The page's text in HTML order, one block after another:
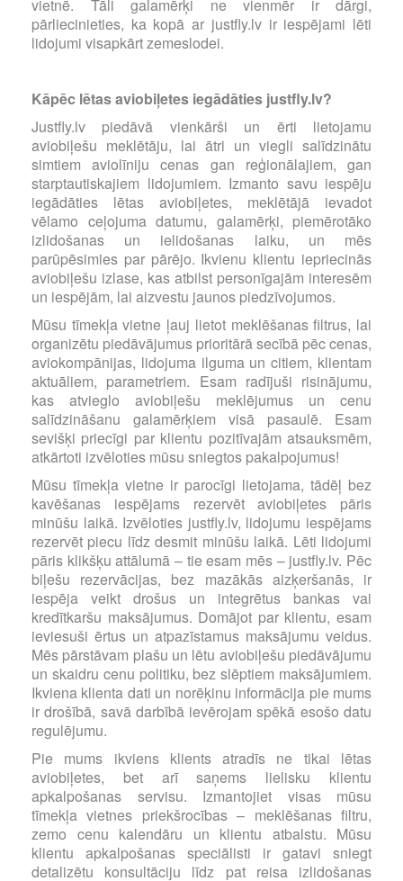
vietnē. Tāli galamērķi ne vienmēr ir dārgi,
pārliecinieties, ka kopā ar justfly.lv ir iespējami lēti
lidojumi visapkārt zemeslodei.
Kāpēc lētas aviobiļetes iegādāties justfly.lv?
Justfly.lv piedāvā vienkārši un ērti lietojamu
aviobiļešu meklētāju, lai ātri un viegli salīdzinātu
simtiem aviolīniju cenas gan reģionālajiem, gan
starptautiskajiem lidojumiem. Izmanto savu iespēju
iegādāties lētas aviobiļetes, meklētājā ievadot
vēlamo ceļojuma datumu, galamērķi, piemērotāko
izlidošanas un ielidošanas laiku, un mēs
parūpēsimies par pārējo. Ikvienu klientu iepriecinās
aviobiļešu izlase, kas atbilst personīgajām interesēm
un iespējām, lai aizvestu jaunos piedzīvojumos.
Mūsu tīmekļa vietne ļauj lietot meklēšanas filtrus, lai
organizētu piedāvājumus prioritārā secībā pēc cenas,
aviokompānijas, lidojuma ilguma un citiem, klientam
aktuāliem, parametriem. Esam radījuši risinājumu,
kas atvieglo aviobiļešu meklējumus un cenu
salīdzināšanu galamērķiem visā pasaulē. Esam
sevišķi priecīgi par klientu pozitīvajām atsauksmēm,
atkārtoti izvēloties mūsu sniegtos pakalpojumus!
Mūsu tīmekļa vietne ir parocīgi lietojama, tādēļ bez
kavēšanas iespējams rezervēt aviobiļetes pāris
minūšu laikā. Izvēloties justfly.lv, lidojumu iespējams
rezervēt piecu līdz desmit minūšu laikā. Lēti lidojumi
pāris klikšķu attālumā – tie esam mēs – justfly.lv. Pēc
biļešu rezervācijas, bez mazākās aizķeršanās, ir
iespēja veikt drošus un integrētus bankas vai
kredītkaršu maksājumus. Domājot par klientu, esam
ieviesuši ērtus un atpazīstamus maksājumu veidus.
Mēs pārstāvam plašu un lētu aviobiļešu piedāvājumu
un skaidru cenu politiku, bez slēptiem maksājumiem.
Ikviena klienta dati un norēķinu informācija pie mums
ir drošībā, savā darbībā ievērojam spēkā esošo datu
regulējumu.
Pie mums ikviens klients atradīs ne tikai lētas
aviobiļetes, bet arī saņems lielisku klientu
apkalpošanas servisu. Izmantojiet visas mūsu
tīmekļa vietnes priekšrocības – meklēšanas filtru,
zemo cenu kalendāru un klientu atbalstu. Mūsu
klientu apkalpošanas speciālisti ir gatavi sniegt
detalizētu konsultāciju līdz pat reisa izlidošanas